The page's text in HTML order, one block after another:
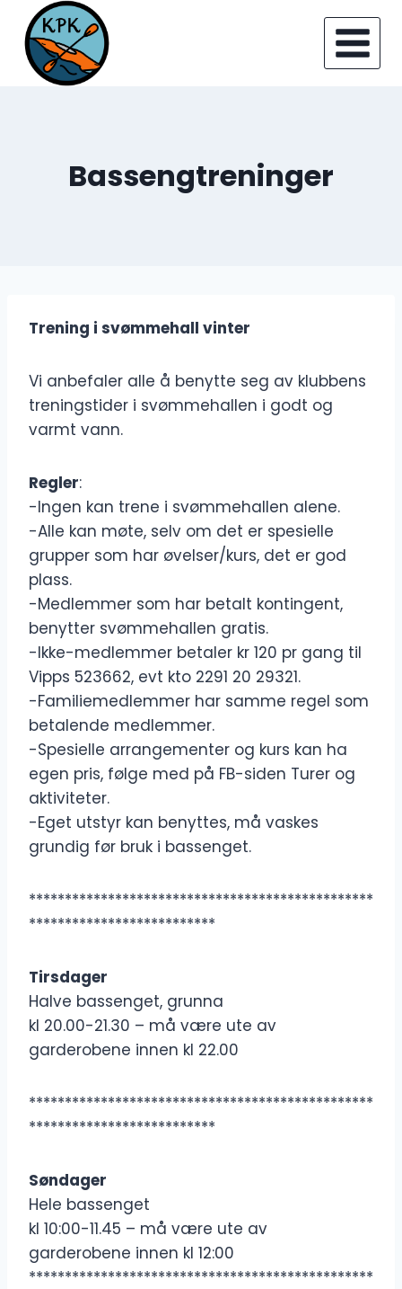
content
Bassengtreninger
Trening i svømmehall vinter
Vi anbefaler alle å benytte seg av klubbens
treningstider i svømmehallen i godt og
varmt vann.
Regler:
-Ingen kan trene i svømmehallen alene.
-Alle kan møte, selv om det er spesielle
grupper som har øvelser/kurs, det er god
plass.
-Medlemmer som har betalt kontingent,
benytter svømmehallen gratis.
-Ikke-medlemmer betaler kr 120 pr gang til
Vipps 523662, evt kto 2291 20 29321.
-Familiemedlemmer har samme regel som
betalende medlemmer.
-Spesielle arrangementer og kurs kan ha
egen pris, følge med på FB-siden Turer og
aktiviteter.
-Eget utstyr kan benyttes, må vaskes
grundig før bruk i bassenget.
************************************************
**************************
Tirsdager
Halve bassenget, grunna
kl 20.00-21.30 – må være ute av
garderobene innen kl 22.00
************************************************
**************************
Søndager
Hele bassenget
kl 10:00-11.45 – må være ute av
garderobene innen kl 12:00
************************************************